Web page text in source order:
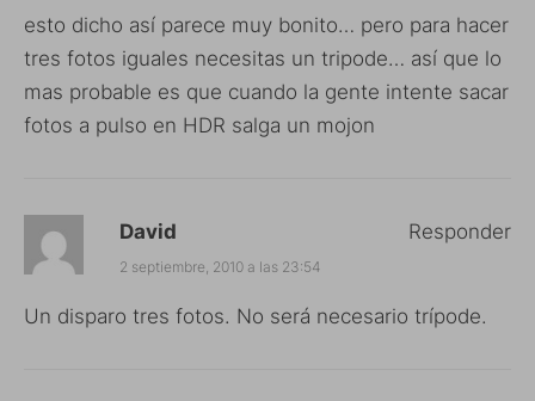
esto dicho así parece muy bonito… pero para hacer
tres fotos iguales necesitas un tripode… así que lo
mas probable es que cuando la gente intente sacar
fotos a pulso en HDR salga un mojon
David
2 septiembre, 2010 a las 23:54
Un disparo tres fotos. No será necesario trípode.
Responder